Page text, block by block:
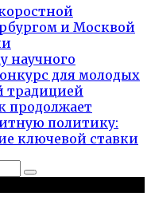
и Москвой
научного
для молодых
традицией
продолжает
политику:
ключевой ставки